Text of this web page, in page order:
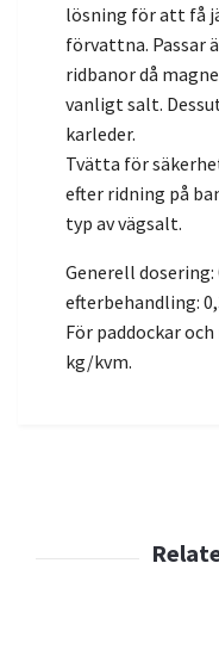
lösning för att få
förvattna. Passar
ridbanor då
vanligt salt.
karleder.
Tvätta för
efter ridning på
typ av vägsalt.
Generell
efterbehandling:
För paddockar
kg/kvm.